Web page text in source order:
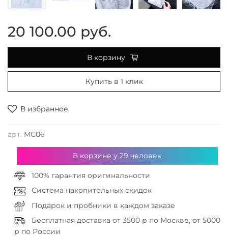
В избранное
арт. MC06
20 100.00 руб.
В корзину
Купить в 1 клик
В корзине у29 человек
100% гарантия оригинальности
Система накопительных скидок
Подарок и пробники в каждом заказе
Бесплатная доставка от 3500 р по Москве, от 5000
р по России